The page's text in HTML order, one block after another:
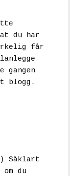
du har
får
blogg.
Såklart
du